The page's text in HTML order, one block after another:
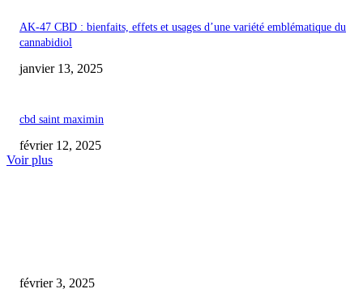
AK-47 CBD : bienfaits, effets et usages d’une variété emblématique du
cannabidiol
janvier 13, 2025
cbd saint maximin
février 12, 2025
Voir plus
février 3, 2025